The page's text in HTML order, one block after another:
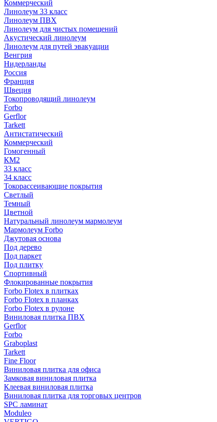
Коммерческий
Линолеум 33 класс
Линолеум ПВХ
Линолеум для чистых помещений
Акустический линолеум
Линолеум для путей эвакуации
Венгрия
Нидерланды
Россия
Франция
Швеция
Токопроводящий линолеум
Forbo
Gerflor
Tarkett
Антистатический
Коммерческий
Гомогенный
КМ2
33 класс
34 класс
Токорассеивающие покрытия
Светлый
Темный
Цветной
Натуральный линолеум мармолеум
Мармолеум Forbo
Джутовая основа
Под дерево
Под паркет
Под плитку
Спортивный
Флокированные покрытия
Forbo Flotex в плитках
Forbo Flotex в планках
Forbo Flotex в рулоне
Виниловая плитка ПВХ
Gerflor
Forbo
Graboplast
Tarkett
Fine Floor
Виниловая плитка для офиса
Замковая виниловая плитка
Клеевая виниловая плитка
Виниловая плитка для торговых центров
SPC ламинат
Moduleo